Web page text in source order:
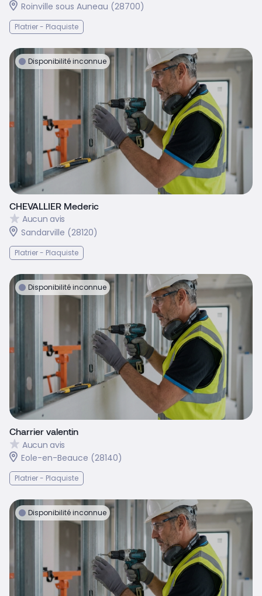
Roinville sous Auneau (28700)
Platrier - Plaquiste
Disponibilité inconnue
CHEVALLIER Mederic
Aucun avis
Sandarville (28120)
Platrier - Plaquiste
Disponibilité inconnue
Charrier valentin
Aucun avis
Eole-en-Beauce (28140)
Platrier - Plaquiste
Disponibilité inconnue